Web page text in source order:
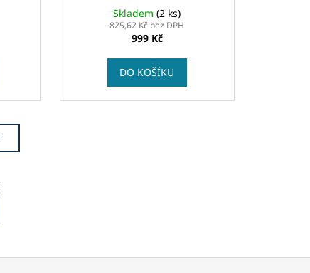
Skladem(2 ks)
825,62 Kč bez DPH
999 Kč
DO KOŠÍKU